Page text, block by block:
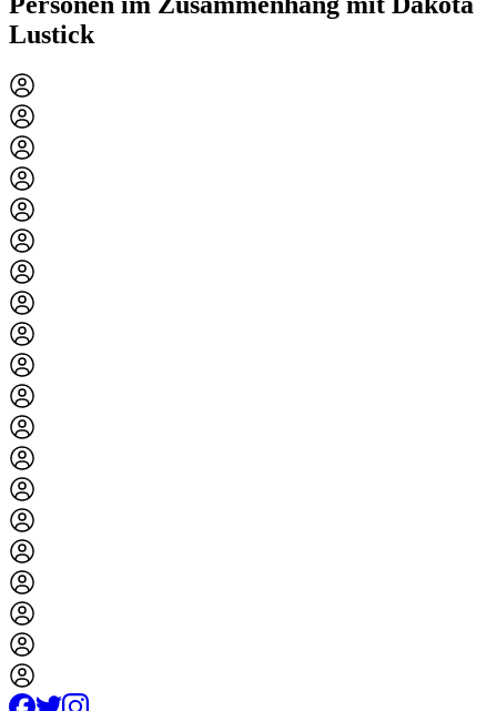
Lustick